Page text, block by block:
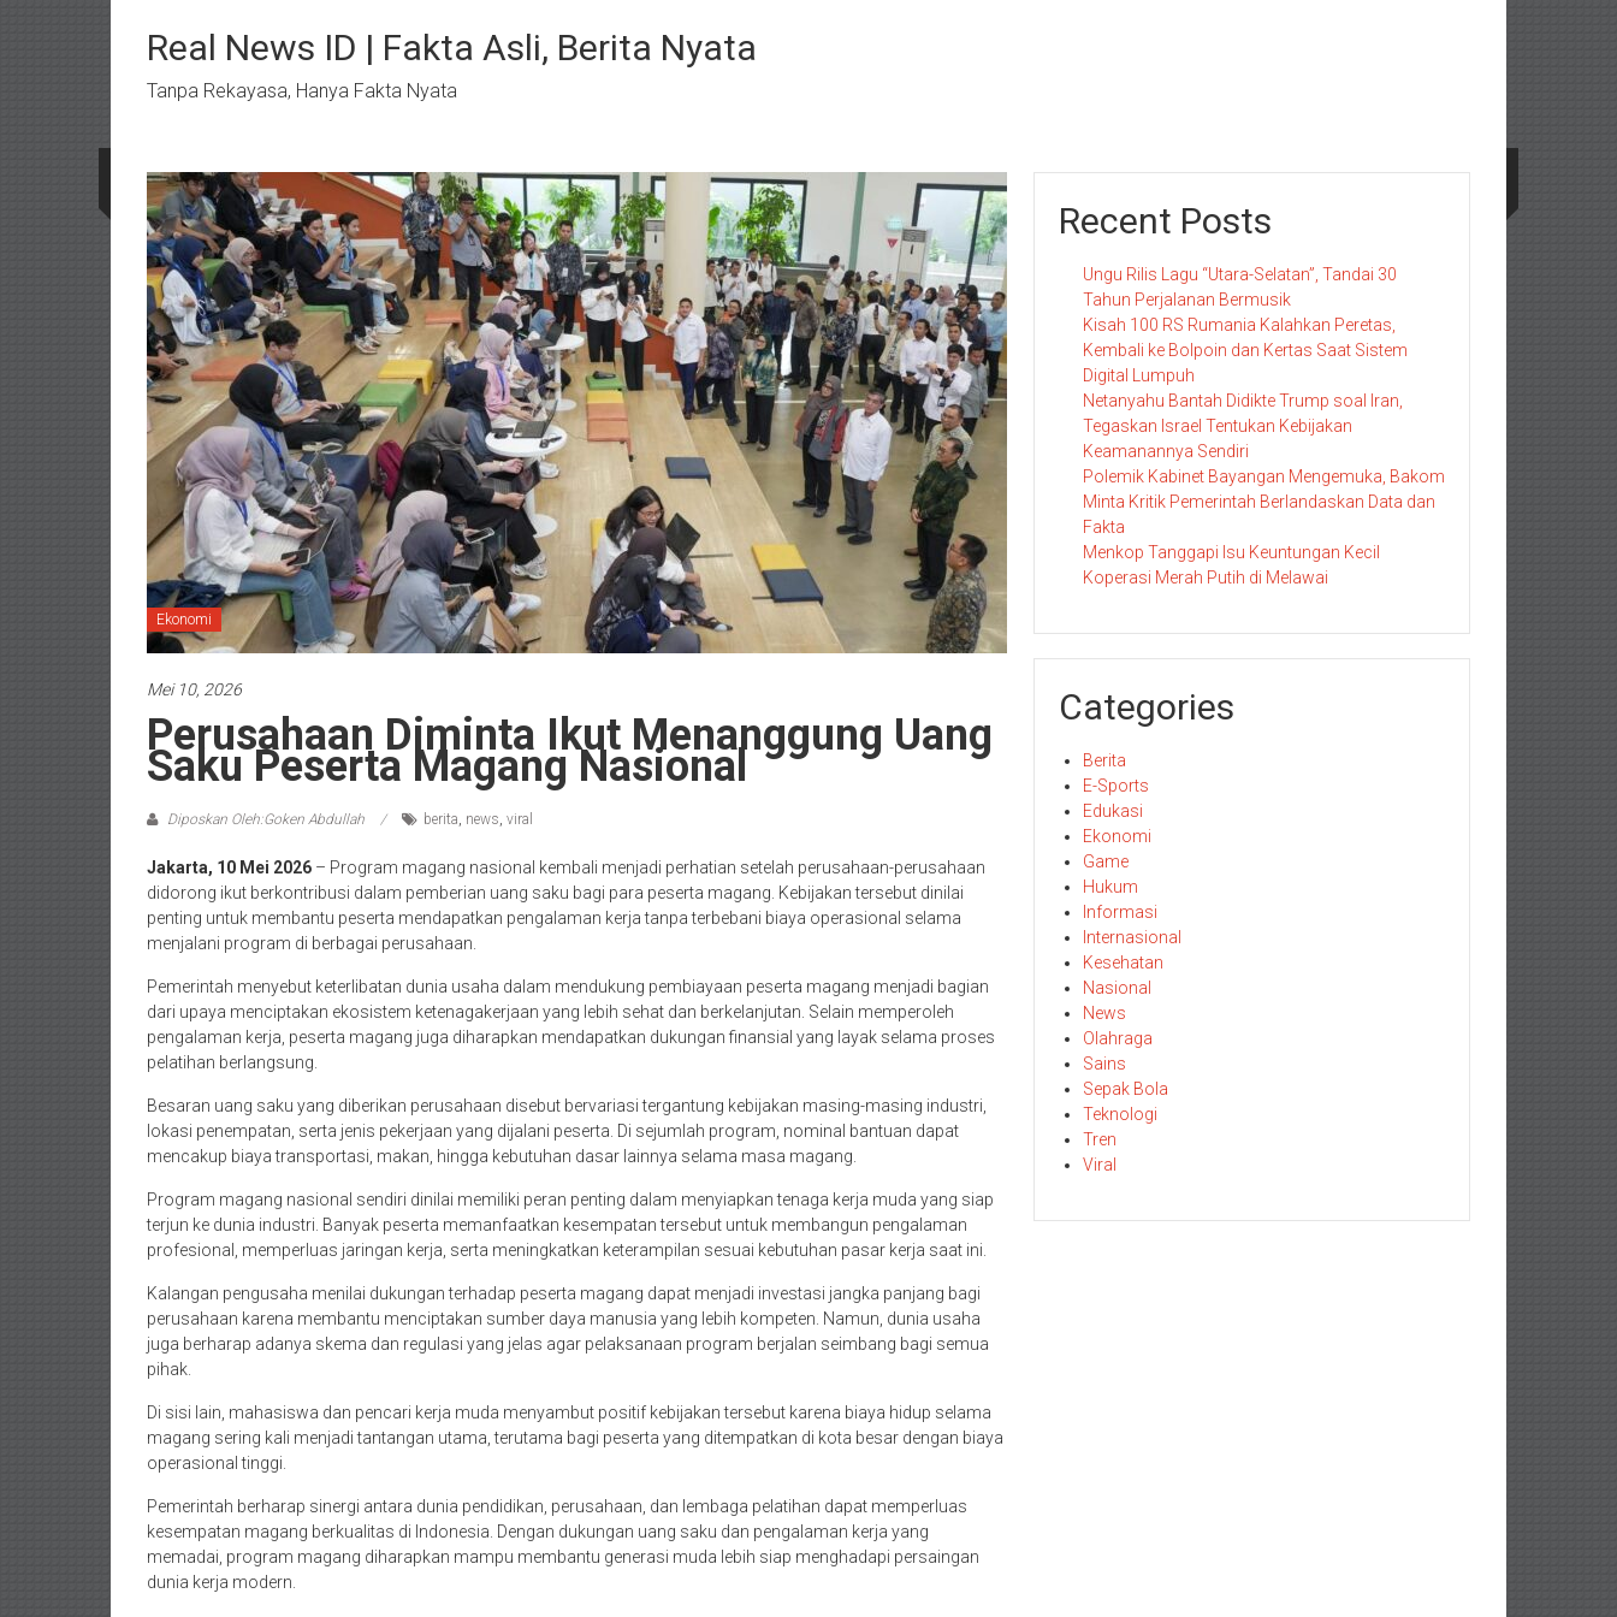
kontenReal News ID | Fakta Asli, Berita Nyata
Tanpa Rekayasa, Hanya Fakta Nyata
Ekonomi
Mei 10, 2026
Perusahaan Diminta Ikut Menanggung Uang
Saku Peserta Magang Nasional
Diposkan Oleh:Goken Abdullah berita, news, viral
Jakarta, 10 Mei 2026 – Program magang nasional kembali menjadi perhatian setelah perusahaan-perusahaan
didorong ikut berkontribusi dalam pemberian uang saku bagi para peserta magang. Kebijakan tersebut dinilai
penting untuk membantu peserta mendapatkan pengalaman kerja tanpa terbebani biaya operasional selama
menjalani program di berbagai perusahaan.
Pemerintah menyebut keterlibatan dunia usaha dalam mendukung pembiayaan peserta magang menjadi bagian
dari upaya menciptakan ekosistem ketenagakerjaan yang lebih sehat dan berkelanjutan. Selain memperoleh
pengalaman kerja, peserta magang juga diharapkan mendapatkan dukungan finansial yang layak selama proses
pelatihan berlangsung.
Besaran uang saku yang diberikan perusahaan disebut bervariasi tergantung kebijakan masing-masing industri,
lokasi penempatan, serta jenis pekerjaan yang dijalani peserta. Di sejumlah program, nominal bantuan dapat
mencakup biaya transportasi, makan, hingga kebutuhan dasar lainnya selama masa magang.
Program magang nasional sendiri dinilai memiliki peran penting dalam menyiapkan tenaga kerja muda yang siap
terjun ke dunia industri. Banyak peserta memanfaatkan kesempatan tersebut untuk membangun pengalaman
profesional, memperluas jaringan kerja, serta meningkatkan keterampilan sesuai kebutuhan pasar kerja saat ini.
Kalangan pengusaha menilai dukungan terhadap peserta magang dapat menjadi investasi jangka panjang bagi
perusahaan karena membantu menciptakan sumber daya manusia yang lebih kompeten. Namun, dunia usaha
juga berharap adanya skema dan regulasi yang jelas agar pelaksanaan program berjalan seimbang bagi semua
pihak.
Di sisi lain, mahasiswa dan pencari kerja muda menyambut positif kebijakan tersebut karena biaya hidup selama
magang sering kali menjadi tantangan utama, terutama bagi peserta yang ditempatkan di kota besar dengan biaya
operasional tinggi.
Pemerintah berharap sinergi antara dunia pendidikan, perusahaan, dan lembaga pelatihan dapat memperluas
kesempatan magang berkualitas di Indonesia. Dengan dukungan uang saku dan pengalaman kerja yang
memadai, program magang diharapkan mampu membantu generasi muda lebih siap menghadapi persaingan
dunia kerja modern.
Recent Posts
Ungu Rilis Lagu “Utara-Selatan”, Tandai 30
Tahun Perjalanan Bermusik
Kisah 100 RS Rumania Kalahkan Peretas,
Kembali ke Bolpoin dan Kertas Saat Sistem
Digital Lumpuh
Netanyahu Bantah Didikte Trump soal Iran,
Tegaskan Israel Tentukan Kebijakan
Keamanannya Sendiri
Polemik Kabinet Bayangan Mengemuka, Bakom
Minta Kritik Pemerintah Berlandaskan Data dan
Fakta
Menkop Tanggapi Isu Keuntungan Kecil
Koperasi Merah Putih di Melawai
Categories
Berita
E-Sports
Edukasi
Ekonomi
Game
Hukum
Informasi
Internasional
Kesehatan
Nasional
News
Olahraga
Sains
Sepak Bola
Teknologi
Tren
Viral